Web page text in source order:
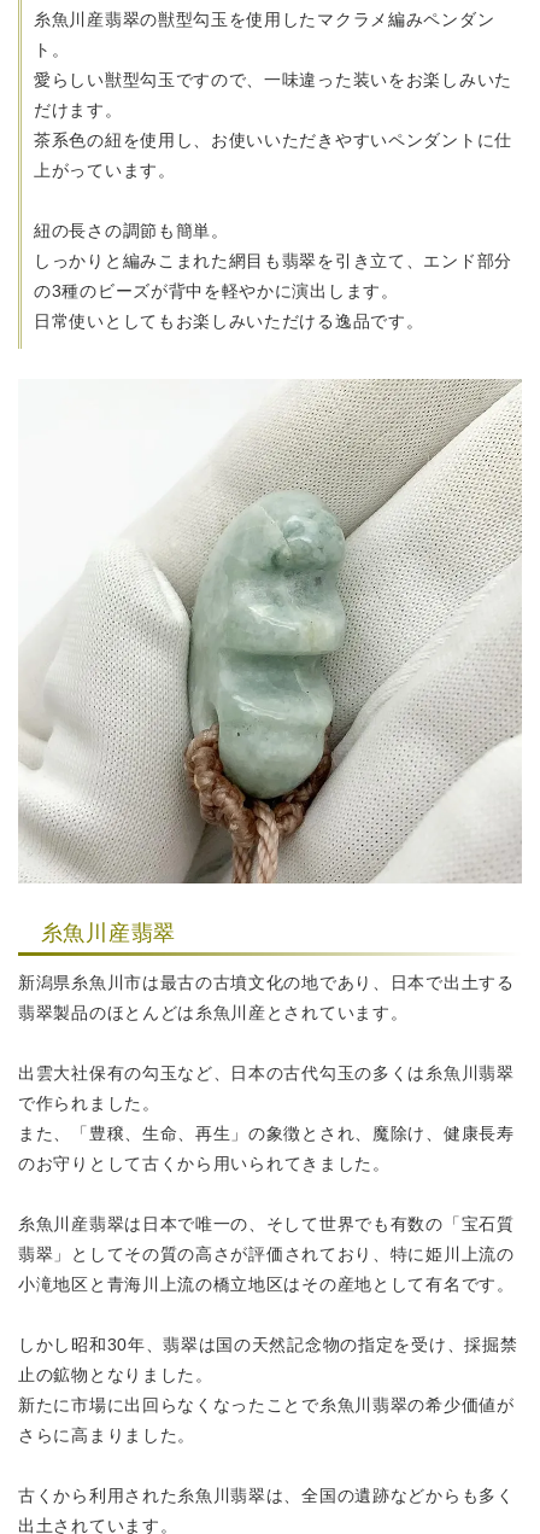
糸魚川産翡翠の獣型勾玉を使用したマクラメ編みペンダン
ト。
愛らしい獣型勾玉ですので、一味違った装いをお楽しみいた
だけます。
茶系色の紐を使用し、お使いいただきやすいペンダントに仕
上がっています。
紐の長さの調節も簡単。
しっかりと編みこまれた網目も翡翠を引き立て、 エンド部分
の3種のビーズが背中を軽やかに演出します。
日常使いとしてもお楽しみいただける逸品です。
糸魚川産翡翠
新潟県糸魚川市は最古の古墳文化の地であり、日本で出土する
翡翠製品のほとんどは糸魚川産とされています。
出雲大社保有の勾玉など、日本の古代勾玉の多くは糸魚川翡翠
で作られました。
また、「豊穣、生命、再生」の象徴とされ、魔除け、健康長寿
のお守りとして古くから用いられてきました。
糸魚川産翡翠は日本で唯一の、そして世界でも有数の「宝石質
翡翠」としてその質の高さが評価されており、特に姫川上流の
小滝地区と 青海川上流の橋立地区はその産地として有名です。
しかし昭和30年、翡翠は国の天然記念物の指定を受け、採掘禁
止の鉱物となりました。
新たに市場に出回らなくなったことで糸魚川翡翠の希少価値が
さらに高まりました。
古くから利用された糸魚川翡翠は、全国の遺跡などからも多く
出土されています。